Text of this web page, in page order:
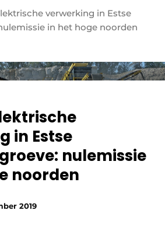
statement
verwerking in Estse
in het hoge noorden
in Estse
nulemissie
noorden
2019